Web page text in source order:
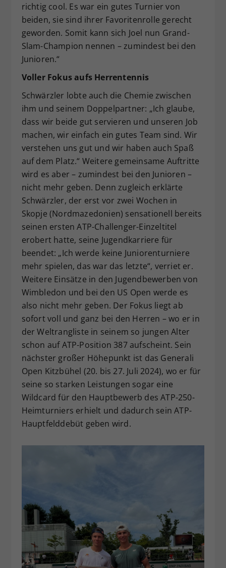
richtig cool. Es war ein gutes Turnier von
beiden, sie sind ihrer Favoritenrolle gerecht
geworden. Somit kann sich Joel nun Grand-
Slam-Champion nennen – zumindest bei den
Junioren.“
Voller Fokus aufs Herrentennis
Schwärzler lobte auch die Chemie zwischen
ihm und seinem Doppelpartner: „Ich glaube,
dass wir beide gut servieren und unseren Job
machen, wir einfach ein gutes Team sind. Wir
verstehen uns gut und wir haben auch Spaß
auf dem Platz.“ Weitere gemeinsame Auftritte
wird es aber – zumindest bei den Junioren –
nicht mehr geben. Denn zugleich erklärte
Schwärzler, der erst vor zwei Wochen in
Skopje (Nordmazedonien) sensationell bereits
seinen ersten ATP-Challenger-Einzeltitel
erobert hatte, seine Jugendkarriere für
beendet: „Ich werde keine Juniorenturniere
mehr spielen, das war das letzte“, verriet er.
Weitere Einsätze in den Jugendbewerben von
Wimbledon und bei den US Open werde es
also nicht mehr geben. Der Fokus liegt ab
sofort voll und ganz bei den Herren – wo er in
der Weltrangliste in seinem so jungen Alter
schon auf ATP-Position 387 aufscheint. Sein
nächster großer Höhepunkt ist das Generali
Open Kitzbühel (20. bis 27. Juli 2024), wo er für
seine so starken Leistungen sogar eine
Wildcard für den Hauptbewerb des ATP-250-
Heimturniers erhielt und dadurch sein ATP-
Hauptfelddebüt geben wird.